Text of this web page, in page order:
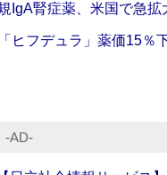
IgA腎症薬、米国で急
ヒフデュラ」薬価15％
‐AD‐